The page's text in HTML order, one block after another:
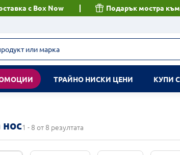
с Box Now Подарък мостра
ТРАЙНО НИСКИ ЦЕНИ КУПИ
1 - 8 от 8 резултата